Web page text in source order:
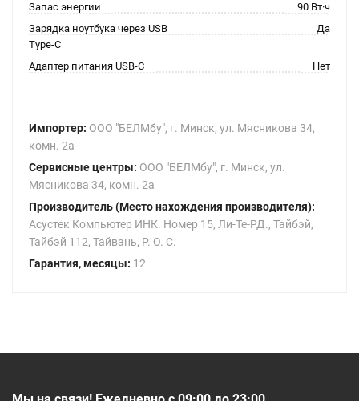
Запас энергии
90 Вт·ч
Зарядка ноутбука через USB
Type-C
Да
Адаптер питания USB-C Нет
Импортер: ООО "БЕЛМбу", г. Минск, ул. Мясникова 34,
комн. 2а
Сервисные центры: ООО "БЕЛМбу", г. Минск, ул.
Мясникова 34, комн. 2а
Производитель (Место нахождения производителя):
Асустек Компьютер ИНК. Номер 15, Ли-Те-РД., Тайбэй,
Тайбэй 112, Тайвань, Р. О. С.
Гарантия, месяцы: 12